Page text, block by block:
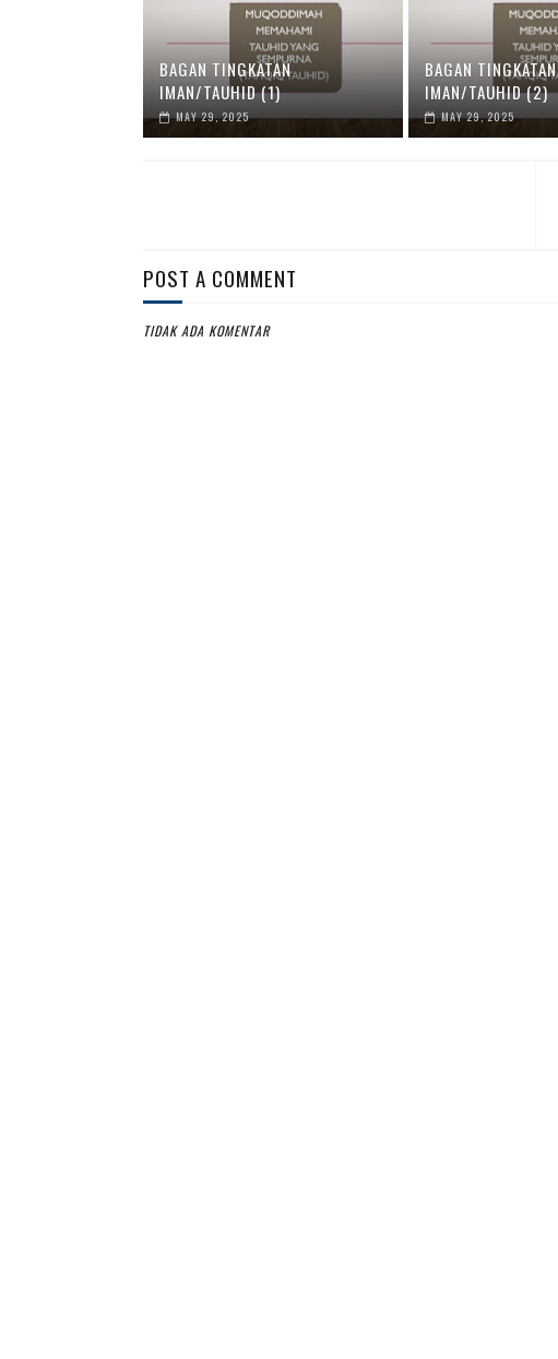
BAGAN TINGKATAN
IMAN/TAUHID (1)
MAY 29, 2025
BAGAN TINGKATAN
IMAN/TAUHID (2)
MAY 29, 2025
POST A COMMENT
TIDAK ADA KOMENTAR